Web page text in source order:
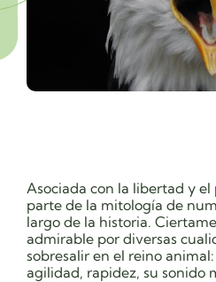
Asociada con la libertad y
parte de la mitología de
largo de la historia.
admirable por diversas
sobresalir en el reino
agilidad, rapidez, su sonido